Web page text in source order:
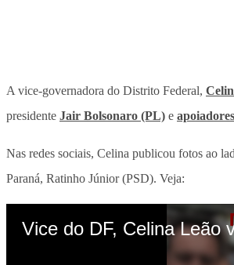
A vice-governadora do Distrito Federal,
presidente Jair Bolsonaro (PL) e
Nas redes sociais, Celina publicou fotos ao
Paraná, Ratinho Júnior (PSD). Veja: